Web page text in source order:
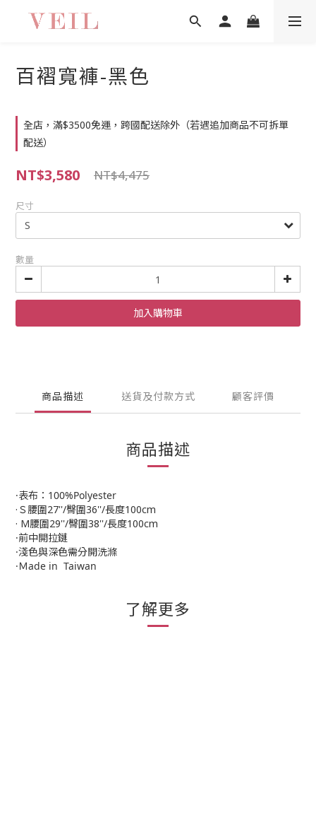
百褶寬褲-黑色
全店，滿$3500免運，跨國配送除外（若遇追加商品不可拆單
配送）
NT$3,580 NT$4,475
尺寸
數量
加入購物車
商品描述 送貨及付款方式 顧客評價
商品描述
·表布：100%Polyester
·Ｓ腰圍27''/臀圍36''/長度100cm
· M腰圍29''/臀圍38''/長度100cm
·前中開拉鏈
·淺色與深色需分開洗滌
·Ｍade in Taiwan
了解更多